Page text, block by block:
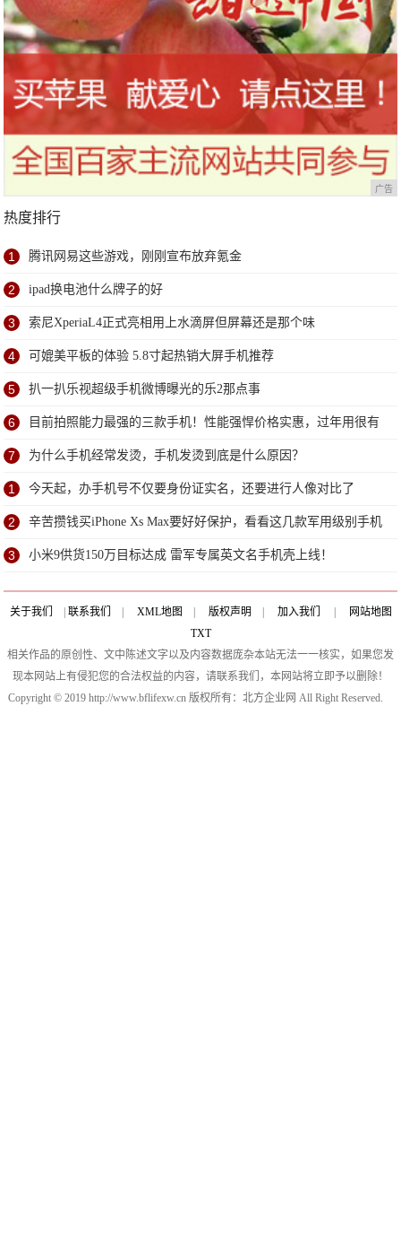
广告
热度排行
1 腾讯网易这些游戏，刚刚宣布放弃氪金
2 ipad换电池什么牌子的好
3 索尼XperiaL4正式亮相用上水滴屏但屏幕还是那个味
4 可媲美平板的体验 5.8寸起热销大屏手机推荐
5 扒一扒乐视超级手机微博曝光的乐2那点事
6 目前拍照能力最强的三款手机！性能强悍价格实惠，过年用很有
面子
7 为什么手机经常发烫，手机发烫到底是什么原因？
1 今天起，办手机号不仅要身份证实名，还要进行人像对比了
2 辛苦攒钱买iPhone Xs Max要好好保护，看看这几款军用级别手机
套
3 小米9供货150万目标达成 雷军专属英文名手机壳上线！
关于我们 联系我们 XML地图 版权声明 加入我们
网站地图
TXT
相关作品的原创性、文中陈述文字以及内容数据庞杂本站无法一一核实，如果您发
现本网站上有侵犯您的合法权益的内容，请联系我们，本网站将立即予以删除！
Copyright © 2019 http://www.bflifexw.cn 版权所有：北方企业网 All Right Reserved.